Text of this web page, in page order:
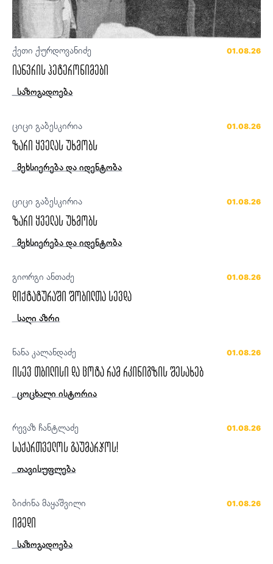
ქეთი ქურდოვანიძე 01.08.26
იანვრის ჰეტერონიმები
საზოგადოება
ციცი გაბესკირია 01.08.26
ზარი ყველას უხმობს
მეხსიერება და იდენტობა
ციცი გაბესკირია 01.08.26
ზარი ყველას უხმობს
მეხსიერება და იდენტობა
გიორგი ანთაძე 01.08.26
დიქტატურაში შობილთა სევდა
საღი აზრი
ნანა კალანდაძე 01.08.26
ისევ თბილისი და ცოტა რამ რკინიგზის შესახებ
ცოცხალი ისტორია
რევაზ ჩანტლაძე 01.08.26
საქართველოს გაუმარჯოს!
თავისუფლება
ბიძინა მაყაშვილი 01.08.26
იმედი
საზოგადოება